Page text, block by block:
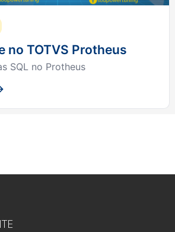
no TOTVS Protheus
SQL no Protheus